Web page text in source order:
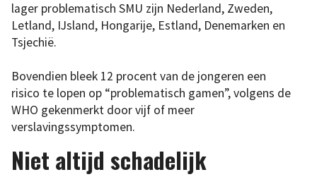
lager problematisch SMU zijn Nederland, Zweden,
Letland, IJsland, Hongarije, Estland, Denemarken en
Tsjechië.
Bovendien bleek 12 procent van de jongeren een
risico te lopen op “problematisch gamen”, volgens de
WHO gekenmerkt door vijf of meer
verslavingssymptomen.
Niet altijd schadelijk